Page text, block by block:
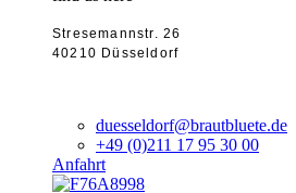
Stresemannstr. 26
40210 Düsseldorf
duesseldorf@brautbluete.de
+49 (0)211 17 95 30 00
Anfahrt